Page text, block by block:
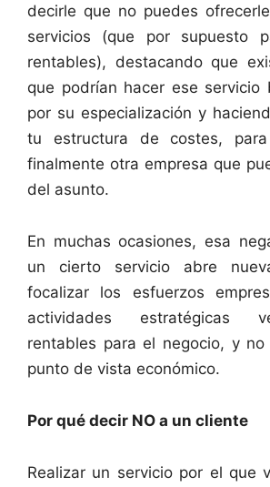
decirle que no puedes
servicios (que por supuesto
rentables), destacando que
que podrían hacer ese servicio
por su especialización y
tu estructura de costes, para
finalmente otra empresa que
del asunto.
En muchas ocasiones, esa
un cierto servicio abre
focalizar los esfuerzos
actividades estratégicas
rentables para el negocio, y
punto de vista económico.
Por qué decir NO a un cliente
Realizar un servicio por el que